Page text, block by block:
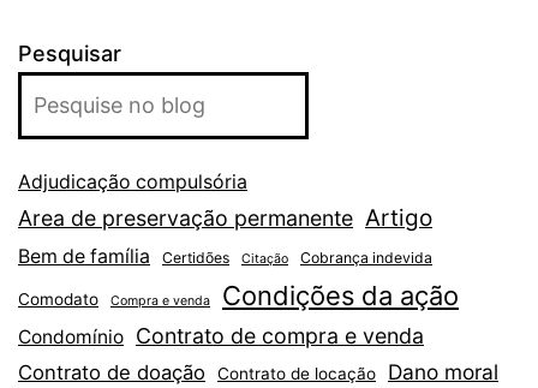
Pesquisar
Adjudicação compulsória
Area de preservação permanente Artigo
Bem de família Certidões Citação Cobrança indevida
Comodato Compra e venda Condições da ação
Condomínio Contrato de compra e venda
Contrato de doação Contrato de locação Dano moral